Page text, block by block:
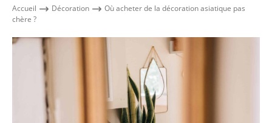
Accueil Décoration
Où acheter de la décoration asiatique pas
chère ?